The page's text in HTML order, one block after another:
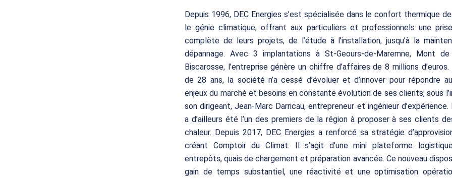
Depuis 1996, DEC Energies s’est spécialisée dans le confort thermique
le génie climatique, offrant aux particuliers et professionnels une
complète de leurs projets, de l’étude à l’installation, jusqu’à la
dépannage. Avec 3 implantations à St-Geours-de-Maremne, Mont
Biscarosse, l’entreprise génère un chiffre d’affaires de 8 millions d’euros.
de 28 ans, la société n’a cessé d’évoluer et d’innover pour répondre
enjeux du marché et besoins en constante évolution de ses clients, sous
son dirigeant, Jean-Marc Darricau, entrepreneur et ingénieur d’expérience.
a d’ailleurs été l’un des premiers de la région à proposer à ses clients
chaleur. Depuis 2017, DEC Energies a renforcé sa stratégie
créant Comptoir du Climat. Il s’agit d’une mini plateforme
entrepôts, quais de chargement et préparation avancée. Ce nouveau
gain de temps substantiel, une réactivité et une optimisation